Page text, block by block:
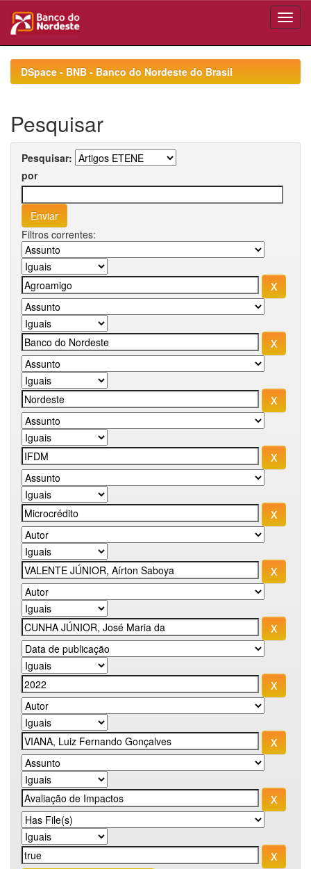
navigationDSpace - BNB - Banco do Nordeste do Brasil
Pesquisar
Pesquisar:
por
Filtros correntes: